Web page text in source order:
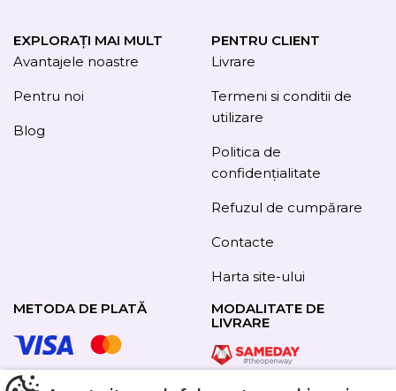
EXPLORAȚI MAI MULT
Avantajele noastre
Pentru noi
Blog
PENTRU CLIENT
Livrare
Termeni si conditii de
utilizare
Politica de
confidențialitate
Refuzul de cumpărare
Contacte
Harta site-ului
METODA DE PLATĂ
MODALITATE DE
LIVRARE